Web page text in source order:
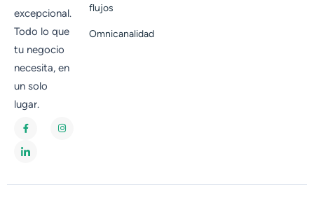
excepcional.
Todo lo que
tu negocio
necesita, en
un solo
lugar.
flujos
Omnicanalidad